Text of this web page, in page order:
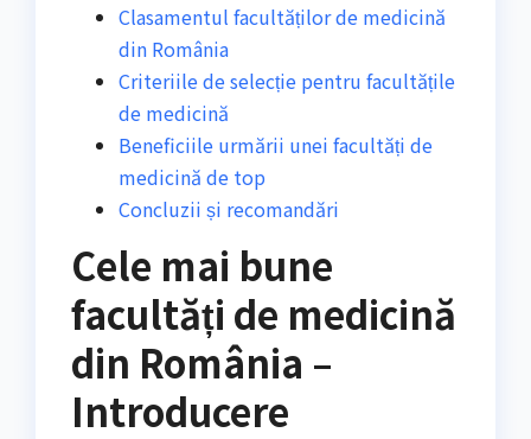
Clasamentul facultăților de medicină
din România
Criteriile de selecție pentru facultățile
de medicină
Beneficiile urmării unei facultăți de
medicină de top
Concluzii și recomandări
Cele mai bune
facultăți de medicină
din România –
Introducere